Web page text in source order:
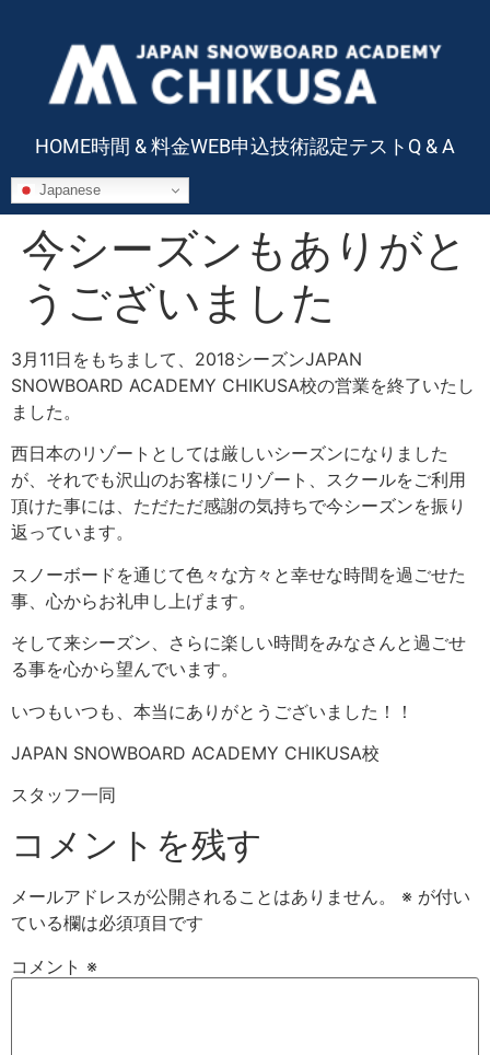
HOME時間 & 料金WEB申込技術認定テスト Q & A
Japanese
今シーズンもありがと
うございました
3月11日をもちまして、2018シーズンJAPAN
SNOWBOARD ACADEMY CHIKUSA校の営業を終了いたし
ました。
西日本のリゾートとしては厳しいシーズンになりました
が、それでも沢山のお客様にリゾート、スクールをご利用
頂けた事には、ただただ感謝の気持ちで今シーズンを振り
返っています。
スノーボードを通じて色々な方々と幸せな時間を過ごせた
事、心からお礼申し上げます。
そして来シーズン、さらに楽しい時間をみなさんと過ごせ
る事を心から望んでいます。
いつもいつも、本当にありがとうございました！！
JAPAN SNOWBOARD ACADEMY CHIKUSA校
スタッフ一同
コメントを残す
メールアドレスが公開されることはありません。 ※ が付い
ている欄は必須項目です
コメント ※